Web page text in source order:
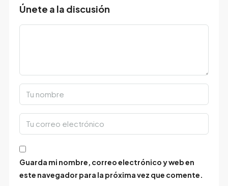
Únete a la discusión
Guarda mi nombre, correo electrónico y web en
este navegador para la próxima vez que comente.